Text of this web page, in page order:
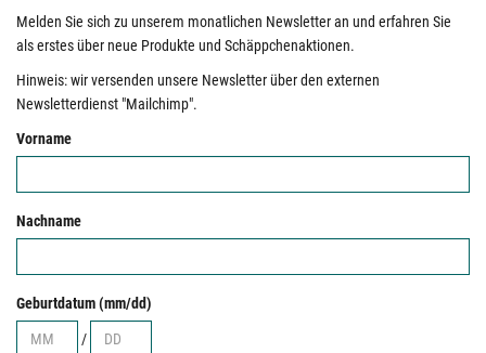
Melden Sie sich zu unserem monatlichen Newsletter an und erfahren Sie
als erstes über neue Produkte und Schäppchenaktionen.
Hinweis: wir versenden unsere Newsletter über den externen
Newsletterdienst "Mailchimp".
Vorname
Nachname
Geburtdatum (mm/dd)
/